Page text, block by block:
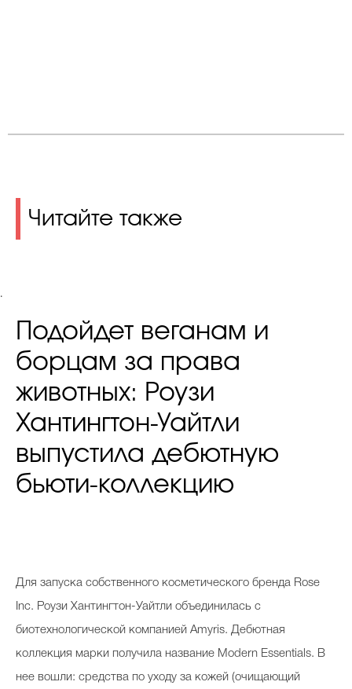
Читайте также
.
Подойдет веганам и
борцам за права
животных: Роузи
Хантингтон-Уайтли
выпустила дебютную
бьюти-коллекцию
Для запуска собственного косметического бренда Rose
Inc. Роузи Хантингтон-Уайтли объединилась с
биотехнологической компанией Amyris. Дебютная
коллекция марки получила название Modern Essentials. В
нее вошли: средства по уходу за кожей (очищающий